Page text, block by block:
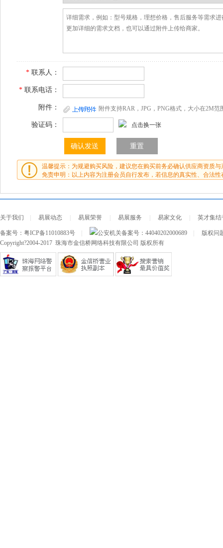
* 联系人：
* 联系电话：
附件： 附件支持RAR，JPG，PNG格式，大小在2M范
验证码： 点击换一张
温馨提示：为规避购买风险，建议您在购买前务必确认供应商资质与
免责申明：以上内容为注册会员自行发布，若信息的真实性、合法性
关于我们 易展动态 易展荣誉 易展服务 易家文化 英才集结
备案号： 粤ICP备11010883号 公安机关备案号： 44040202000689
版权问
Copyright?2004-2017 珠海市金信桥网络科技有限公司 版权所有